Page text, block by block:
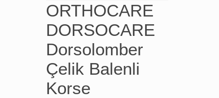
ORTHOCARE
DORSOCARE
Dorsolomber
Çelik Balenli
Korse